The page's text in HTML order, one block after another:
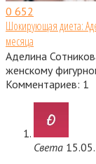
0 652
Шокирующая диета:
месяца
Аделина
женскому
Комментариев: 1
Света